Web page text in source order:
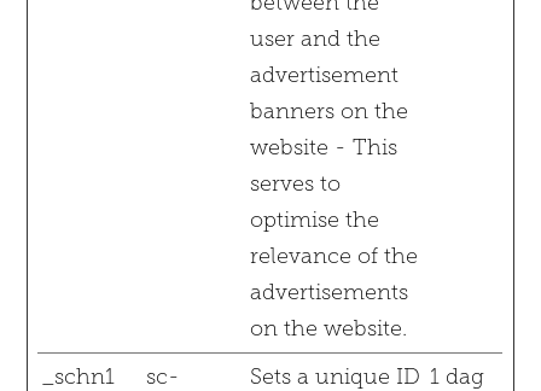
user and the
advertisement
banners on the
website - This
serves to
optimise the
relevance of the
advertisements
on the website.
_schn1
sc-
Sets a unique ID 1 dag